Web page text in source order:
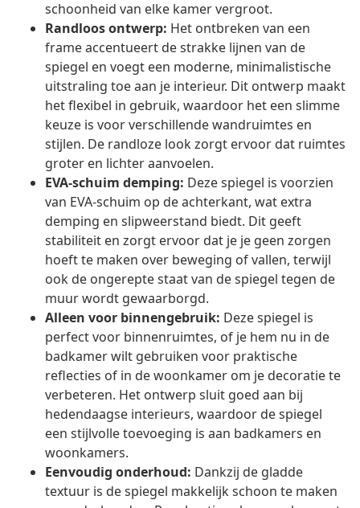
schoonheid van elke kamer vergroot.
Randloos ontwerp: Het ontbreken van een
frame accentueert de strakke lijnen van de
spiegel en voegt een moderne, minimalistische
uitstraling toe aan je interieur. Dit ontwerp maakt
het flexibel in gebruik, waardoor het een slimme
keuze is voor verschillende wandruimtes en
stijlen. De randloze look zorgt ervoor dat ruimtes
groter en lichter aanvoelen.
EVA-schuim demping: Deze spiegel is voorzien
van EVA-schuim op de achterkant, wat extra
demping en slipweerstand biedt. Dit geeft
stabiliteit en zorgt ervoor dat je je geen zorgen
hoeft te maken over beweging of vallen, terwijl
ook de ongerepte staat van de spiegel tegen de
muur wordt gewaarborgd.
Alleen voor binnengebruik: Deze spiegel is
perfect voor binnenruimtes, of je hem nu in de
badkamer wilt gebruiken voor praktische
reflecties of in de woonkamer om je decoratie te
verbeteren. Het ontwerp sluit goed aan bij
hedendaagse interieurs, waardoor de spiegel
een stijlvolle toevoeging is aan badkamers en
woonkamers.
Eenvoudig onderhoud: Dankzij de gladde
textuur is de spiegel makkelijk schoon te maken